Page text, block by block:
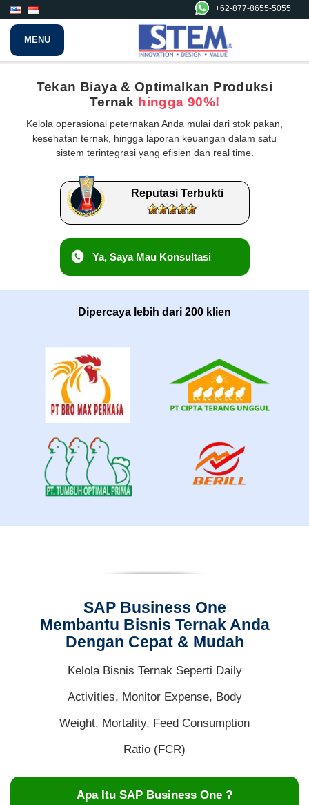
+62-877-8655-5055
MENU
Tekan Biaya & Optimalkan Produksi
Ternak hingga 90%!
Kelola operasional peternakan Anda mulai dari stok pakan,
kesehatan ternak, hingga laporan keuangan dalam satu
sistem terintegrasi yang efisien dan real time.
Reputasi Terbukti
Ya, Saya Mau Konsultasi
Dipercaya lebih dari 200 klien
SAP Business One
Membantu Bisnis Ternak Anda
Dengan Cepat & Mudah
Kelola Bisnis Ternak Seperti Daily
Activities, Monitor Expense, Body
Weight, Mortality, Feed Consumption
Ratio (FCR)
Apa Itu SAP Business One ?